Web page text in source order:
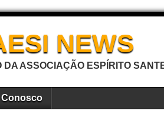
NEWS
ASSOCIAÇÃO ESPÍRITO
Conosco